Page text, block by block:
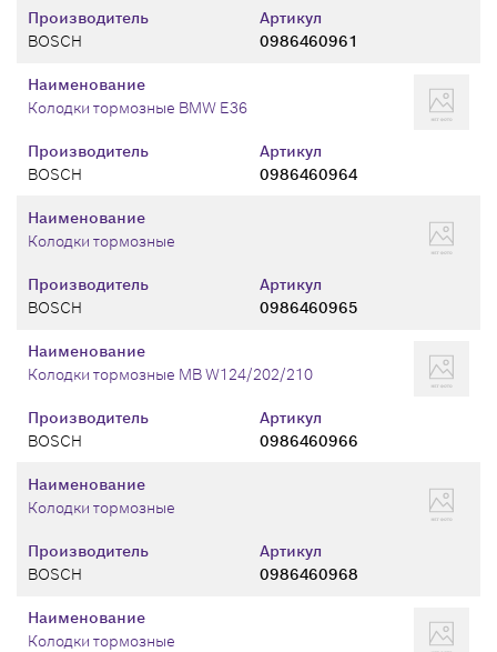
Производитель
BOSCH
Артикул
0986460961
Производитель
BOSCH
Артикул
0986460964
Наименование
Колодки тормозные BMW E36
Производитель
BOSCH
Артикул
0986460965
Наименование
Колодки тормозные
Производитель
BOSCH
Артикул
0986460966
Наименование
Колодки тормозные MB W124/202/210
Производитель
BOSCH
Артикул
0986460968
Наименование
Колодки тормозные
Наименование
Колодки тормозные